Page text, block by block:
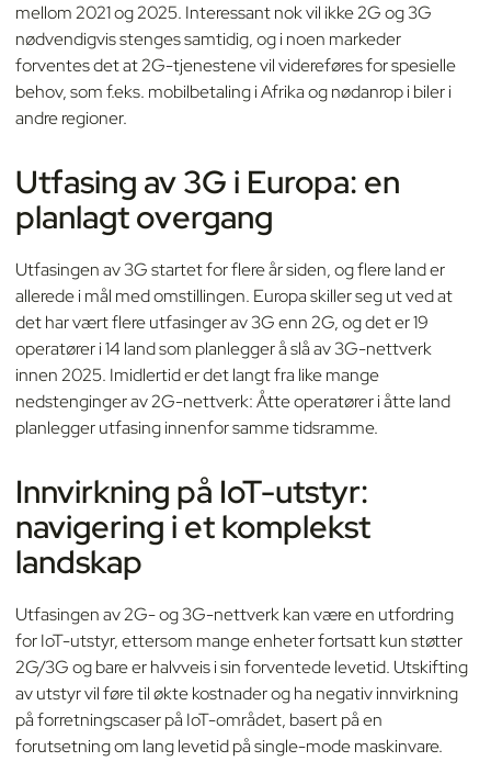
mellom 2021 og 2025. Interessant nok vil ikke 2G og 3G
nødvendigvis stenges samtidig, og i noen markeder
forventes det at 2G-tjenestene vil videreføres for spesielle
behov, som f.eks. mobilbetaling i Afrika og nødanrop i biler i
andre regioner.
Utfasing av 3G i Europa: en
planlagt overgang
Utfasingen av 3G startet for flere år siden, og flere land er
allerede i mål med omstillingen. Europa skiller seg ut ved at
det har vært flere utfasinger av 3G enn 2G, og det er 19
operatører i 14 land som planlegger å slå av 3G-nettverk
innen 2025. Imidlertid er det langt fra like mange
nedstenginger av 2G-nettverk: Åtte operatører i åtte land
planlegger utfasing innenfor samme tidsramme.
Innvirkning på IoT-utstyr:
navigering i et komplekst
landskap
Utfasingen av 2G- og 3G-nettverk kan være en utfordring
for IoT-utstyr, ettersom mange enheter fortsatt kun støtter
2G/3G og bare er halvveis i sin forventede levetid. Utskifting
av utstyr vil føre til økte kostnader og ha negativ innvirkning
på forretningscaser på IoT-området, basert på en
forutsetning om lang levetid på single-mode maskinvare.